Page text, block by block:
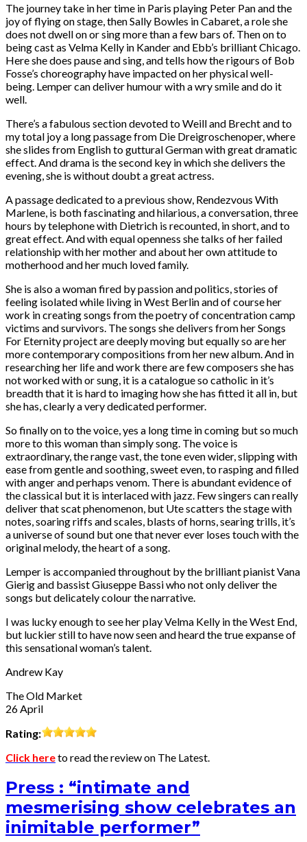
The journey take in her time in Paris playing Peter Pan and the
joy of flying on stage, then Sally Bowles in Cabaret, a role she
does not dwell on or sing more than a few bars of. Then on to
being cast as Velma Kelly in Kander and Ebb’s brilliant Chicago.
Here she does pause and sing, and tells how the rigours of Bob
Fosse’s choreography have impacted on her physical well-
being. Lemper can deliver humour with a wry smile and do it
well.
There’s a fabulous section devoted to Weill and Brecht and to
my total joy a long passage from Die Dreigroschenoper, where
she slides from English to guttural German with great dramatic
effect. And drama is the second key in which she delivers the
evening, she is without doubt a great actress.
A passage dedicated to a previous show, Rendezvous With
Marlene, is both fascinating and hilarious, a conversation, three
hours by telephone with Dietrich is recounted, in short, and to
great effect. And with equal openness she talks of her failed
relationship with her mother and about her own attitude to
motherhood and her much loved family.
She is also a woman fired by passion and politics, stories of
feeling isolated while living in West Berlin and of course her
work in creating songs from the poetry of concentration camp
victims and survivors. The songs she delivers from her Songs
For Eternity project are deeply moving but equally so are her
more contemporary compositions from her new album. And in
researching her life and work there are few composers she has
not worked with or sung, it is a catalogue so catholic in it’s
breadth that it is hard to imaging how she has fitted it all in, but
she has, clearly a very dedicated performer.
So finally on to the voice, yes a long time in coming but so much
more to this woman than simply song. The voice is
extraordinary, the range vast, the tone even wider, slipping with
ease from gentle and soothing, sweet even, to rasping and filled
with anger and perhaps venom. There is abundant evidence of
the classical but it is interlaced with jazz. Few singers can really
deliver that scat phenomenon, but Ute scatters the stage with
notes, soaring riffs and scales, blasts of horns, searing trills, it’s
a universe of sound but one that never ever loses touch with the
original melody, the heart of a song.
Lemper is accompanied throughout by the brilliant pianist Vana
Gierig and bassist Giuseppe Bassi who not only deliver the
songs but delicately colour the narrative.
I was lucky enough to see her play Velma Kelly in the West End,
but luckier still to have now seen and heard the true expanse of
this sensational woman’s talent.
Andrew Kay
The Old Market
26 April
Rating:
Click hereto read the review on The Latest.
Press : “intimate and
mesmerising show celebrates an
inimitable performer”